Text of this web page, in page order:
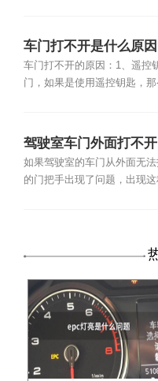
车门打不开是什么原
车门打不开的原因：1、遥控
门，如果是使用遥控钥匙，
驾驶室车门外面打不开
如果驾驶室的车门从外面无
的门把手出现了问题，出现